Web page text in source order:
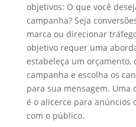
objetivos: O que você
campanha? Seja
marca ou direcionar
objetivo requer uma
estabeleça um orçamento,
campanha e escolha os
para sua mensagem.
é o alicerce para anúncios
com o público.